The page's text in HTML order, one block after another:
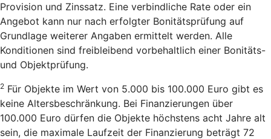
Provision und Zinssatz. Eine verbindliche Rate oder ein
Angebot kann nur nach erfolgter Bonitätsprüfung auf
Grundlage weiterer Angaben ermittelt werden. Alle
Konditionen sind freibleibend vorbehaltlich einer Bonitäts-
und Objektprüfung.
2 Für Objekte im Wert von 5.000 bis 100.000 Euro gibt es
keine Altersbeschränkung. Bei Finanzierungen über
100.000 Euro dürfen die Objekte höchstens acht Jahre alt
sein, die maximale Laufzeit der Finanzierung beträgt 72